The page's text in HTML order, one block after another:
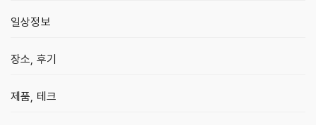
일상정보
장소, 후기
제품, 테크